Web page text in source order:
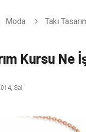
Moda Takı
Kursu Ne
Sal